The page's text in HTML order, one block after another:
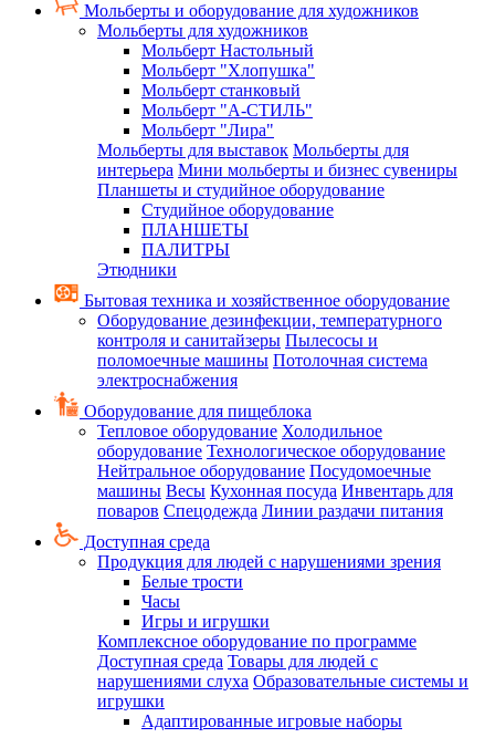
Мольберты и оборудование для художников
Мольберты для художников
Мольберт Настольный
Мольберт "Хлопушка"
Мольберт станковый
Мольберт "А-СТИЛЬ"
Мольберт "Лира"
Мольберты для выставок Мольберты для
интерьера Мини мольберты и бизнес сувениры
Планшеты и студийное оборудование
Студийное оборудование
ПЛАНШЕТЫ
ПАЛИТРЫ
Этюдники
Бытовая техника и хозяйственное оборудование
Оборудование дезинфекции, температурного
контроля и санитайзеры Пылесосы и
поломоечные машины Потолочная система
электроснабжения
Оборудование для пищеблока
Тепловое оборудование Холодильное
оборудование Технологическое оборудование
Нейтральное оборудование Посудомоечные
машины Весы Кухонная посуда Инвентарь для
поваров Спецодежда Линии раздачи питания
Доступная среда
Продукция для людей с нарушениями зрения
Белые трости
Часы
Игры и игрушки
Комплексное оборудование по программе
Доступная среда Товары для людей с
нарушениями слуха Образовательные системы и
игрушки
Адаптированные игровые наборы